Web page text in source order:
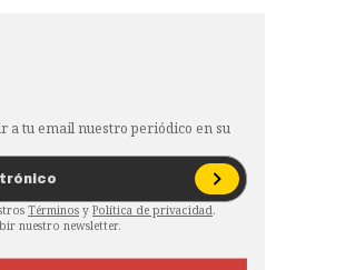
a tu email nuestro periódico en su
Términos y Política de privacidad.
nuestro newsletter.